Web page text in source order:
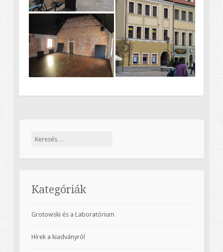
Keresés:
Kategóriák
Grotowski és a Laboratórium
Hírek a kiadványról